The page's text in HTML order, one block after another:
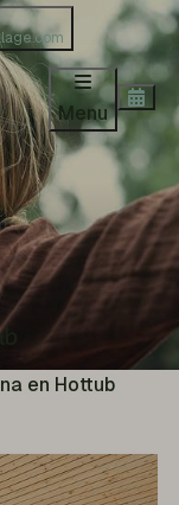
Menu
en Hottub